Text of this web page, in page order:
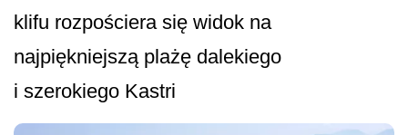
klifu rozpościera się widok na
najpiękniejszą plażę dalekiego
i szerokiego Kastri